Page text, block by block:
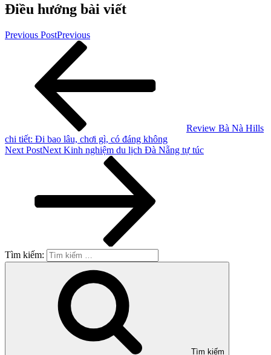
Điều hướng bài viết
Previous PostPrevious
Review Bà Nà Hills
chi tiết: Đi bao lâu, chơi gì, có đáng không
Next PostNext Kinh nghiệm du lịch Đà Nẵng tự túc
Tìm kiếm:
Tìm kiếm